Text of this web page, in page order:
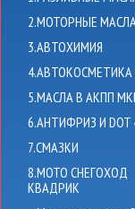
2.МОТОРНЫЕ
3.АВТОХИМИЯ
4.АВТОКОСМЕТИКА
5.МАСЛА В АКПП
6.АНТИФРИЗ И DOT
7.СМАЗКИ
8.МОТО СНЕГОХОД
КВАДРИК